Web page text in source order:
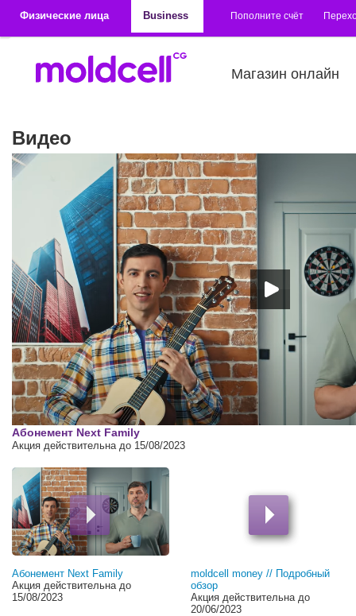
Физические лица
Business Пополните счёт
Магазин онлайн
Видео
00:00
Абонемент Next Family
Акция действительна до 15/08/2023
Абонемент Next Family
Акция действительна до
15/08/2023
moldcell money // Подробный
обзор
Акция действительна до
20/06/2023